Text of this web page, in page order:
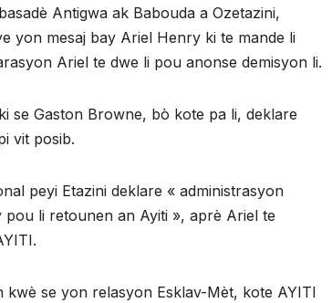
Antigwa ak Babouda a Ozetazini,
yon mesaj bay Ariel Henry ki te mande li
Ariel te dwe li pou anonse demisyon li.
se Gaston Browne, bò kote pa li, deklare
vit posib.
peyi Etazini deklare « administrasyon
li retounen an Ayiti », aprè Ariel te
se yon relasyon Esklav-Mèt, kote AYITI